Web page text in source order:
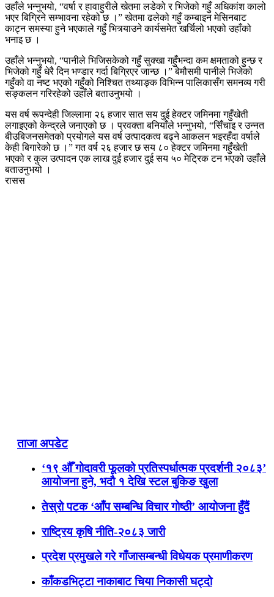
उहाँले भन्नुभयो, “वर्षा र हावाहुरीले खेतमा लडेको र भिजेको गहुँ अधिकांश कालो
भएर बिग्रिने सम्भावना रहेको छ ।” खेतमा ढलेको गहुँ कम्बाइन मेसिनबाट
काट्न समस्या हुने भएकाले गहुँ भित्र्याउने कार्यसमेत खर्चिलो भएको उहाँको
भनाइ छ ।
उहाँले भन्नुभयो, “पानीले भिजिसकेको गहुँ सुक्खा गहुँभन्दा कम क्षमताको हुन्छ र
भिजेको गहुँ धेरै दिन भण्डार गर्दा बिग्रिएर जान्छ ।” बेमौसमी पानीले भिजेको
गहुँको वा नष्ट भएको गहुँको निश्चित तथ्याङ्क विभिन्न पालिकासँग समनव्य गरी
सङ्कलन गरिरहेको उहाँले बताउनुभयो ।
यस वर्ष रूपन्देही जिल्लामा २६ हजार सात सय दुई हेक्टर जमिनमा गहुँखेती
लगाइएको केन्द्रले जनाएको छ । प्रवक्ता बनियाँले भन्नुभयो, “सिँचाइ र उन्नत
बीउबिजनसमेतको प्रयोगले यस वर्ष उत्पादकत्व बढ्ने आकलन भइरहँदा वर्षाले
केही बिगारेको छ ।” गत वर्ष २६ हजार छ सय ८० हेक्टर जमिनमा गहुँखेती
भएको र कुल उत्पादन एक लाख दुई हजार दुई सय ५० मेट्रिक टन भएको उहाँले
बताउनुभयो ।
रासस
ताजा अपडेट
‘१९ औँ गोदावरी फूलको प्रतिस्पर्धात्मक प्रदर्शनी २०८३’
आयोजना हुने, भदौ १ देखि स्टल बुकिङ खुला
तेस्रो पटक ‘आँप सम्बन्धि विचार गोष्ठी’ आयोजना हुँदैं
राष्ट्रिय कृषि नीति-२०८३ जारी
प्रदेश प्रमुखले गरे गाँजासम्बन्धी विधेयक प्रमाणीकरण
काँकडभिट्टा नाकाबाट चिया निकासी घट्दो